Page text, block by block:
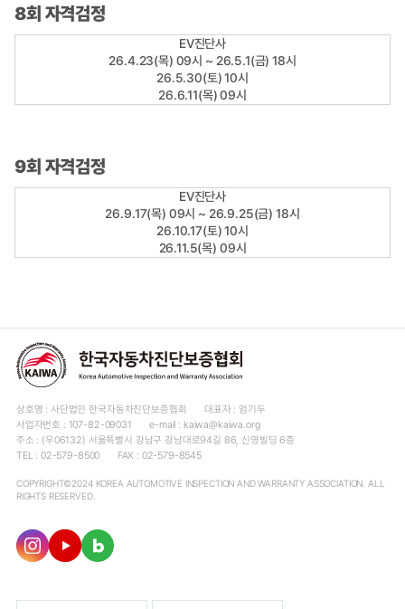
8회 자격검정
EV진단사
26.4.23(목) 09시 ~ 26.5.1(금) 18시
26.5.30(토) 10시
26.6.11(목) 09시
9회 자격검정
EV진단사
26.9.17(목) 09시 ~ 26.9.25(금) 18시
26.10.17(토) 10시
26.11.5(목) 09시
상호명 : 사단법인 한국자동차진단보증협회
대표자 : 엄기두
사업자번호 : 107-82-09031
e-mail : kaiwa@kaiwa.org
주소 : (우06132) 서울특별시 강남구 강남대로94길 86, 신영빌딩 6층
TEL : 02-579-8500
FAX : 02-579-8545
COPYRIGHT©2024 KOREA AUTOMOTIVE INSPECTION AND WARRANTY ASSOCIATION. ALL
RIGHTS RESERVED.